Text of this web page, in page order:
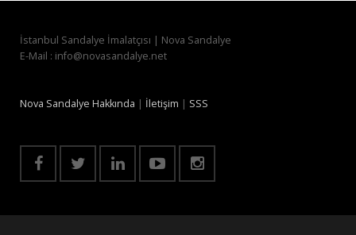
İstanbul Sandalye İmalatçısı | Nova Sandalye
E-Mail : info@novasandalye.net
Nova Sandalye Hakkında | İletişim | SSS